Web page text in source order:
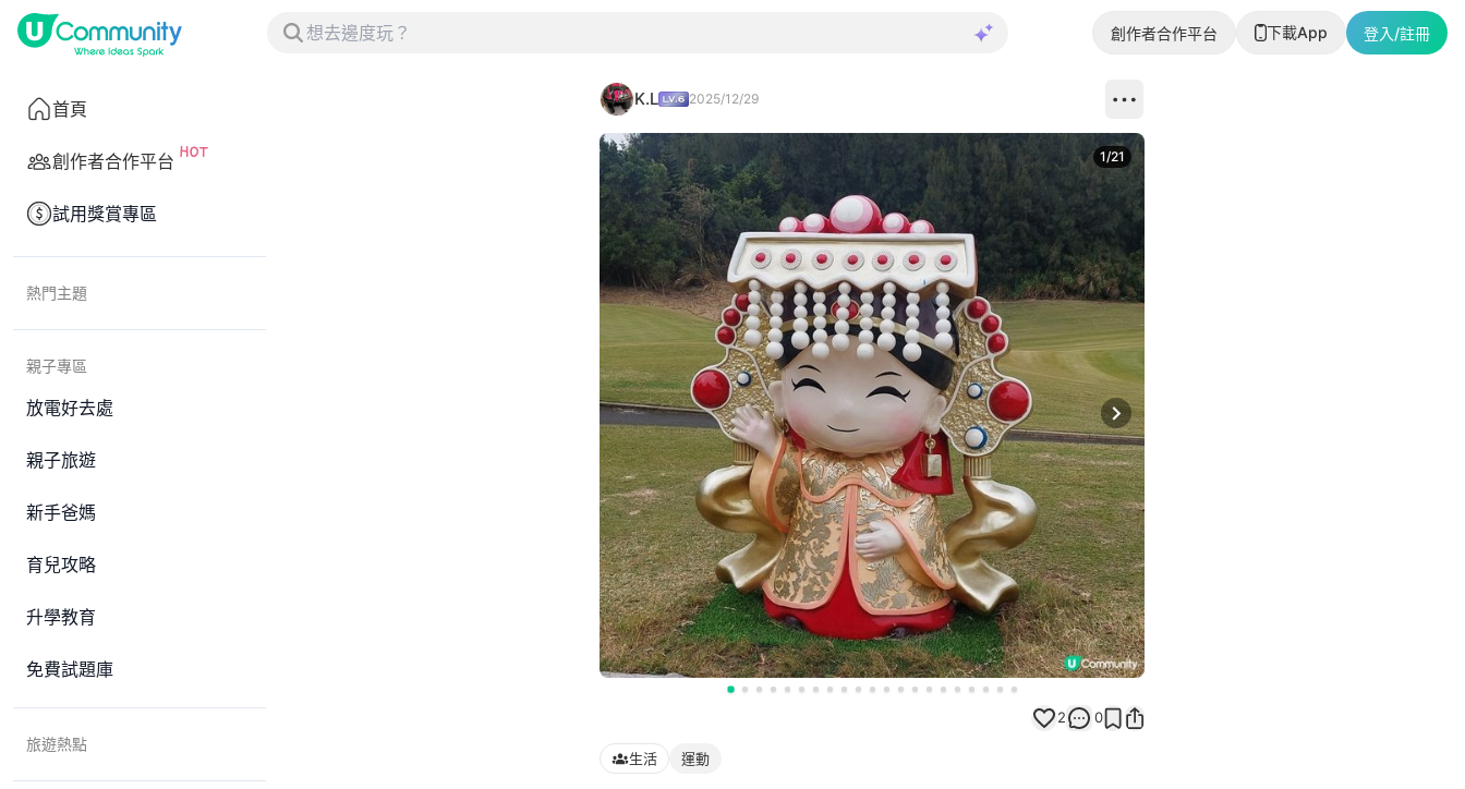
創作者合作平台 下載App 登入/註冊
首頁
創作者合作平台
試用獎賞專區
熱門主題
親子專區
放電好去處
親子旅遊
新手爸媽
育兒攻略
升學教育
免費試題庫
旅遊熱點
K.L 2025/12/29
Next slide
1/21
2 0
生活 運動